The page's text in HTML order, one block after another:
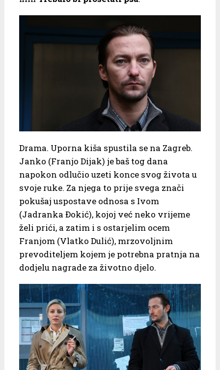
Drama. Uporna kiša spustila se na Zagreb.
Janko (Franjo Dijak) je baš tog dana
napokon odlučio uzeti konce svog života u
svoje ruke. Za njega to prije svega znači
pokušaj uspostave odnosa s Ivom
(Jadranka Đokić), kojoj već neko vrijeme
želi prići, a zatim i s ostarjelim ocem
Franjom (Vlatko Dulić), mrzovoljnim
prevoditeljem kojem je potrebna pratnja na
dodjelu nagrade za životno djelo.